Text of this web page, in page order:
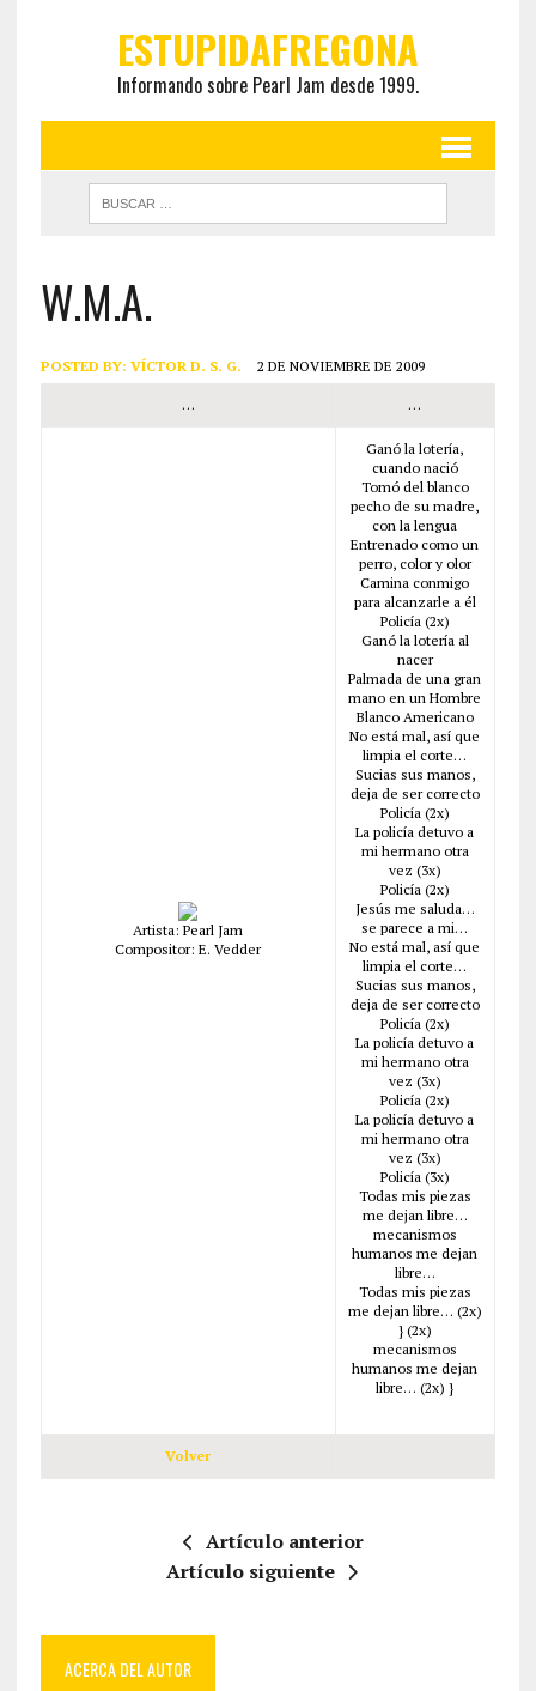
ESTUPIDAFREGONA
Informando sobre Pearl Jam desde 1999.
W.M.A.
POSTED BY: VÍCTOR D. S. G. 2 DE NOVIEMBRE DE 2009
… …
Artista: Pearl Jam
Compositor: E. Vedder
Ganó la lotería,
cuando nació
Tomó del blanco
pecho de su madre,
con la lengua
Entrenado como un
perro, color y olor
Camina conmigo
para alcanzarle a él
Policía (2x)
Ganó la lotería al
nacer
Palmada de una gran
mano en un Hombre
Blanco Americano
No está mal, así que
limpia el corte…
Sucias sus manos,
deja de ser correcto
Policía (2x)
La policía detuvo a
mi hermano otra
vez (3x)
Policía (2x)
Jesús me saluda…
se parece a mi…
No está mal, así que
limpia el corte…
Sucias sus manos,
deja de ser correcto
Policía (2x)
La policía detuvo a
mi hermano otra
vez (3x)
Policía (2x)
La policía detuvo a
mi hermano otra
vez (3x)
Policía (3x)
Todas mis piezas
me dejan libre…
mecanismos
humanos me dejan
libre…
Todas mis piezas
me dejan libre… (2x)
} (2x)
mecanismos
humanos me dejan
libre… (2x) }
Volver
Artículo anterior
Artículo siguiente
ACERCA DEL AUTOR